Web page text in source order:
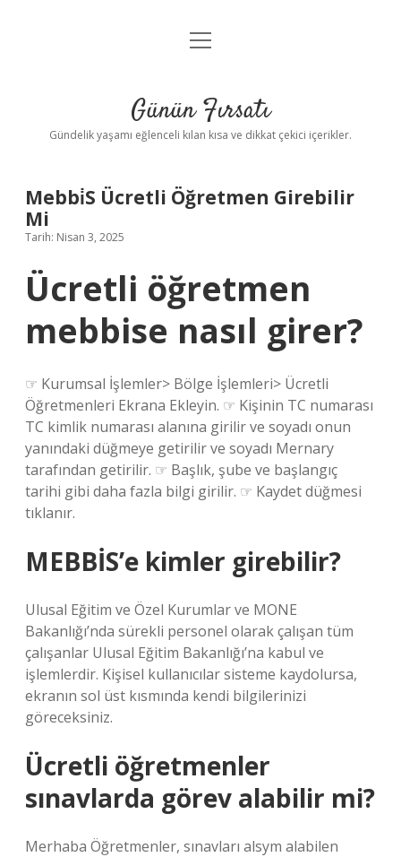
Anasayfa
Yasal Uyarı
menüyü
Günün Fırsatı
Gündelik yaşamı eğlenceli kılan kısa ve dikkat çekici içerikler.
Mebbi̇S Ücretli Öğretmen Girebilir
Mi
Tarih: Nisan 3, 2025
Ücretli öğretmen
mebbise nasıl girer?
☞ Kurumsal İşlemler> Bölge İşlemleri> Ücretli
Öğretmenleri Ekrana Ekleyin. ☞ Kişinin TC numarası
TC kimlik numarası alanına girilir ve soyadı onun
yanındaki düğmeye getirilir ve soyadı Mernary
tarafından getirilir. ☞ Başlık, şube ve başlangıç ​​
tarihi gibi daha fazla bilgi girilir. ☞ Kaydet düğmesi
tıklanır.
MEBBİS’e kimler girebilir?
Ulusal Eğitim ve Özel Kurumlar ve MONE
Bakanlığı’nda sürekli personel olarak çalışan tüm
çalışanlar Ulusal Eğitim Bakanlığı’na kabul ve
işlemlerdir. Kişisel kullanıcılar sisteme kaydolursa,
ekranın sol üst kısmında kendi bilgilerinizi
göreceksiniz.
Ücretli öğretmenler
sınavlarda görev alabilir mi?
Merhaba Öğretmenler, sınavları alsym alabilen